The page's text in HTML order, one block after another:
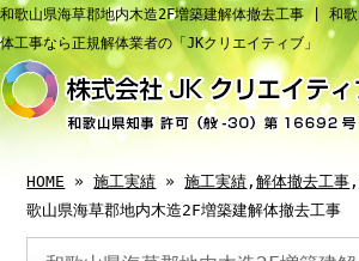
和歌山県海草郡地内木造2F増築建解体撤去工事 | 和
体工事なら正規解体業者の「JKクリエイティブ」
HOME »施工実績 »施工実績 ,解体撤去工事 ,
歌山県海草郡地内木造2F増築建解体撤去工事